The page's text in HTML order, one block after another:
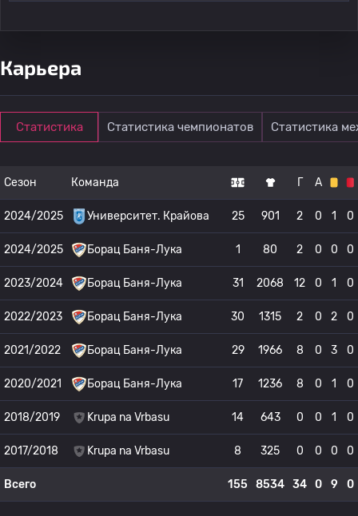
Карьера
Статистика Статистика чемпионатов Статистика
Сезон Команда Г А
2024/2025 Университет. Крайова 25 901 2 0 1 0
2024/2025 Борац Баня-Лука 1 80 2 0 0 0
2023/2024 Борац Баня-Лука 31 2068 12 0 1 0
2022/2023 Борац Баня-Лука 30 1315 2 0 2 0
2021/2022 Борац Баня-Лука 29 1966 8 0 3 0
2020/2021 Борац Баня-Лука 17 1236 8 0 1 0
2018/2019 Krupa na Vrbasu 14 643 0 0 1 0
2017/2018 Krupa na Vrbasu 8 325 0 0 0 0
Всего 155 8534 34 0 9 0